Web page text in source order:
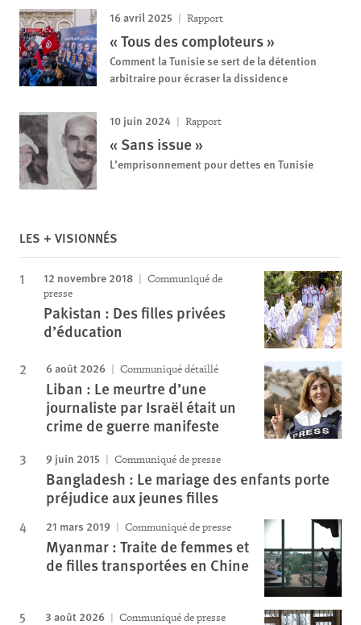
16 avril 2025 Rapport
« Tous des comploteurs »
Comment la Tunisie se sert de la détention
arbitraire pour écraser la dissidence
10 juin 2024 Rapport
« Sans issue »
L’emprisonnement pour dettes en Tunisie
LES + VISIONNÉS
12 novembre 2018
Communiqué de
presse
Pakistan : Des filles privées
d’éducation
6 août 2026 Communiqué détaillé
Liban : Le meurtre d’une
journaliste par Israël était un
crime de guerre manifeste
9 juin 2015 Communiqué de presse
Bangladesh : Le mariage des enfants porte
préjudice aux jeunes filles
21 mars 2019 Communiqué de presse
Myanmar : Traite de femmes et
de filles transportées en Chine
3 août 2026 Communiqué de presse